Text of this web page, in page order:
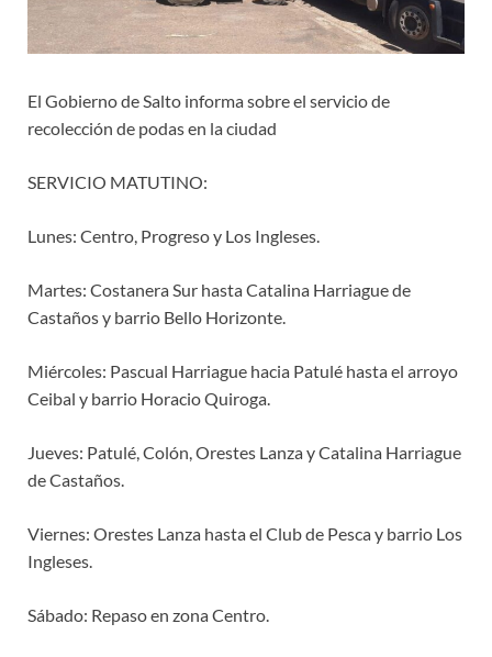
El Gobierno de Salto informa sobre el servicio de
recolección de podas en la ciudad
SERVICIO MATUTINO:
Lunes: Centro, Progreso y Los Ingleses.
Martes: Costanera Sur hasta Catalina Harriague de
Castaños y barrio Bello Horizonte.
Miércoles: Pascual Harriague hacia Patulé hasta el arroyo
Ceibal y barrio Horacio Quiroga.
Jueves: Patulé, Colón, Orestes Lanza y Catalina Harriague
de Castaños.
Viernes: Orestes Lanza hasta el Club de Pesca y barrio Los
Ingleses.
Sábado: Repaso en zona Centro.